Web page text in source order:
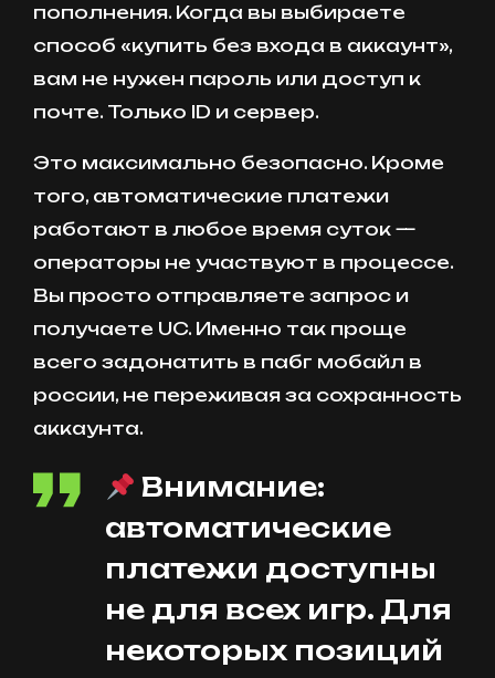
пополнения. Когда вы выбираете
способ «купить без входа в аккаунт»,
вам не нужен пароль или доступ к
почте. Только ID и сервер.
Это максимально безопасно. Кроме
того, автоматические платежи
работают в любое время суток —
операторы не участвуют в процессе.
Вы просто отправляете запрос и
получаете UC. Именно так проще
всего задонатить в пабг мобайл в
россии, не переживая за сохранность
аккаунта.
Внимание:
автоматические
платежи доступны
не для всех игр. Для
некоторых позиций